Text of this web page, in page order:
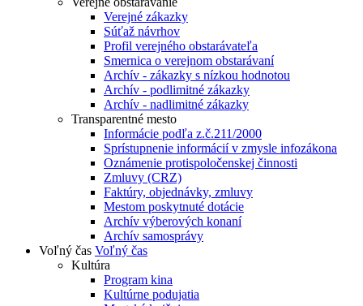
Verejné zákazky
Súťaž návrhov
Profil verejného obstarávateľa
Smernica o verejnom obstarávaní
Archív - zákazky s nízkou hodnotou
Archív - podlimitné zákazky
Archív - nadlimitné zákazky
Transparentné mesto
Informácie podľa z.č.211/2000
Sprístupnenie informácií v zmysle infozákona
Oznámenie protispoločenskej činnosti
Zmluvy (CRZ)
Faktúry, objednávky, zmluvy
Mestom poskytnuté dotácie
Archív výberových konaní
Archív samosprávy
Voľný čas Voľný čas
Kultúra
Program kina
Kultúrne podujatia